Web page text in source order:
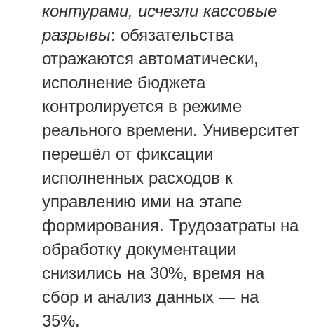
контурами, исчезли кассовые
разрывы: обязательства
отражаются автоматически,
исполнение бюджета
контролируется в режиме
реального времени. Университет
перешёл от фиксации
исполненных расходов к
управлению ими на этапе
формирования. Трудозатраты на
обработку документации
снизились на 30%, время на
сбор и анализ данных — на
35%.